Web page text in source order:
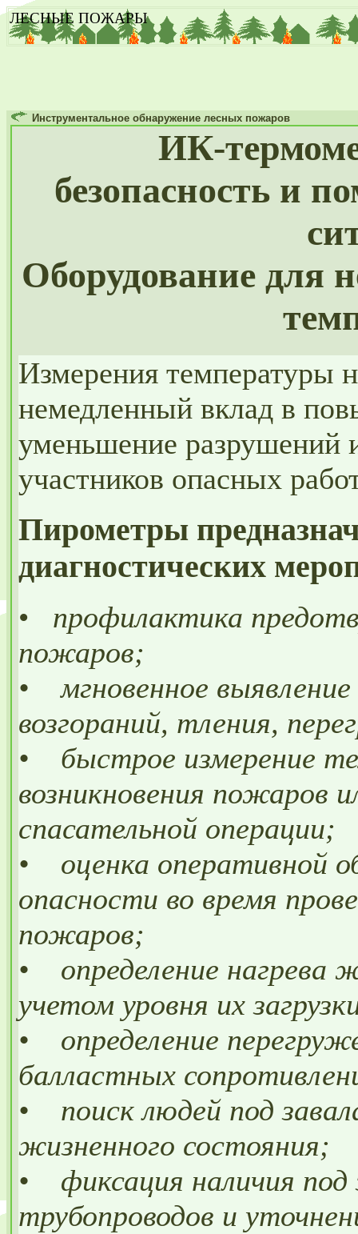
ЛЕСНЫЕ ПОЖАРЫ
Инструментальное обнаружение лесных пожаров
ИК-
безопасность и
Оборудование для
Измерения температуры
немедленный вклад в
уменьшение разрушений
участников опасных
Пирометры
диагностических
• профилактика
пожаров;
• мгновенное выявление
возгораний, тления,
• быстрое измерение
возникновения пожаров
спасательной операции;
• оценка оперативной
опасности во время
пожаров;
• определение нагрева
учетом уровня их
• определение
балластных
• поиск людей под
жизненного состояния;
• фиксация наличия под
трубопроводов и